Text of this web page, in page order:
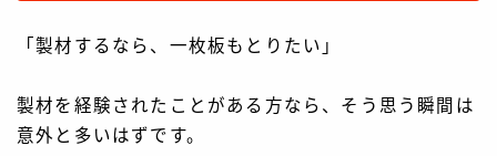
「製材するなら、一枚板もとりたい」
製材を経験されたことがある方なら、そう思う瞬間は
意外と多いはずです。